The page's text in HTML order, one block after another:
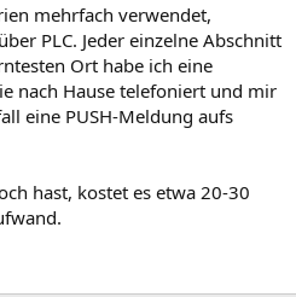
mehrfach verwendet,
PLC. Jeder einzelne Abschnitt
Ort habe ich eine
nach Hause telefoniert und mir
eine PUSH-Meldung aufs
hast, kostet es etwa 20-30